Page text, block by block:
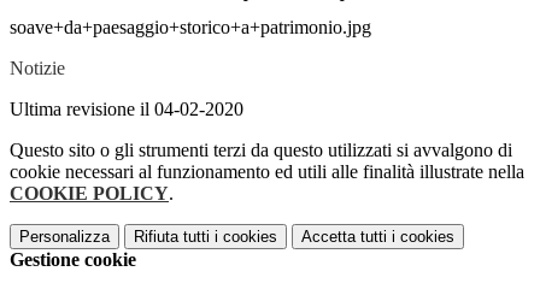
soave+da+paesaggio+storico+a+patrimonio.jpg
Notizie
Ultima revisione il 04-02-2020
Questo sito o gli strumenti terzi da questo utilizzati si avvalgono di
cookie necessari al funzionamento ed utili alle finalità illustrate nella
COOKIE POLICY.
Personalizza Rifiuta tutti i cookies Accetta tutti i cookies
Gestione cookie